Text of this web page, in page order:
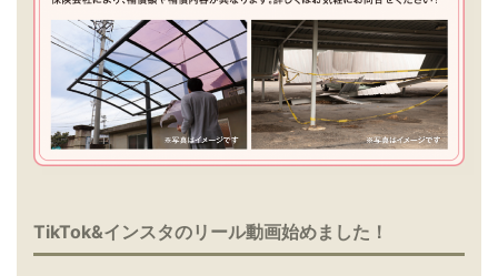
TikTok&インスタのリール動画始めました！